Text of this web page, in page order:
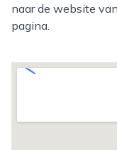
naar de website
pagina.